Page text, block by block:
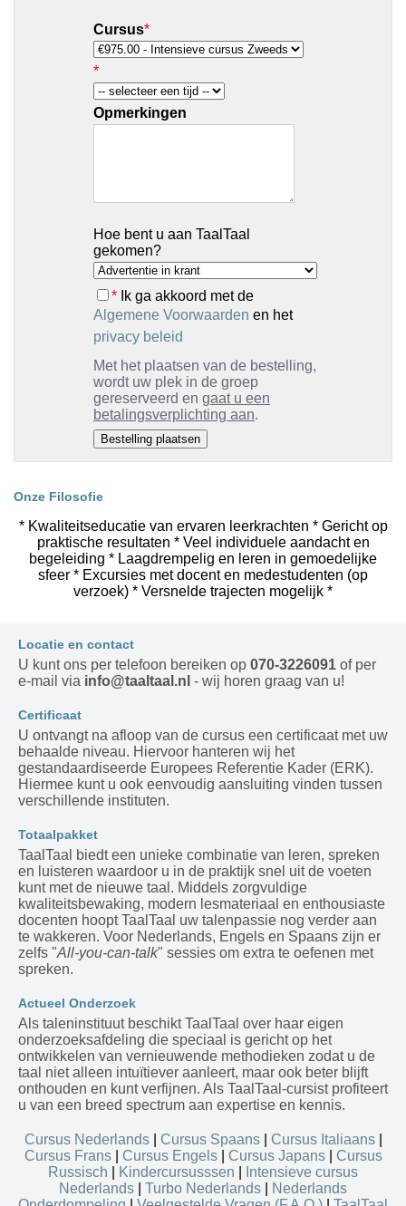
Cursus*
*
Opmerkingen
Hoe bent u aan TaalTaal
gekomen?
* Ik ga akkoord met de
Algemene Voorwaarden en het
privacy beleid
Met het plaatsen van de bestelling,
wordt uw plek in de groep
gereserveerd en gaat u een
betalingsverplichting aan.
Onze Filosofie
* Kwaliteitseducatie van ervaren leerkrachten * Gericht op
praktische resultaten * Veel individuele aandacht en
begeleiding * Laagdrempelig en leren in gemoedelijke
sfeer * Excursies met docent en medestudenten (op
verzoek) * Versnelde trajecten mogelijk *
Locatie en contact
U kunt ons per telefoon bereiken op 070-3226091 of per
e-mail via info@taaltaal.nl - wij horen graag van u!
Certificaat
U ontvangt na afloop van de cursus een certificaat met uw
behaalde niveau. Hiervoor hanteren wij het
gestandaardiseerde Europees Referentie Kader (ERK).
Hiermee kunt u ook eenvoudig aansluiting vinden tussen
verschillende instituten.
Totaalpakket
TaalTaal biedt een unieke combinatie van leren, spreken
en luisteren waardoor u in de praktijk snel uit de voeten
kunt met de nieuwe taal. Middels zorgvuldige
kwaliteitsbewaking, modern lesmateriaal en enthousiaste
docenten hoopt TaalTaal uw talenpassie nog verder aan
te wakkeren. Voor Nederlands, Engels en Spaans zijn er
zelfs "All-you-can-talk" sessies om extra te oefenen met
spreken.
Actueel Onderzoek
Als taleninstituut beschikt TaalTaal over haar eigen
onderzoeksafdeling die speciaal is gericht op het
ontwikkelen van vernieuwende methodieken zodat u de
taal niet alleen intuïtiever aanleert, maar ook beter blijft
onthouden en kunt verfijnen. Als TaalTaal-cursist profiteert
u van een breed spectrum aan expertise en kennis.
Cursus Nederlands| Cursus Spaans| Cursus Italiaans|
Cursus Frans| Cursus Engels| Cursus Japans| Cursus
Russisch
Kindercursusssen
Intensieve cursus
Nederlands
Turbo Nederlands
Nederlands